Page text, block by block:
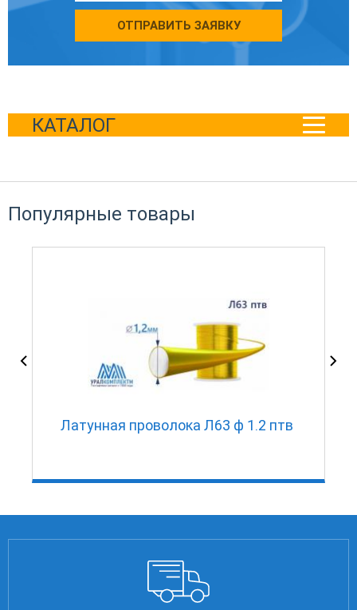
КАТАЛОГ
ОТПРАВИТЬ ЗАЯВКУ
Популярные товары
Латунная проволока Л63 ф 1.2 птв